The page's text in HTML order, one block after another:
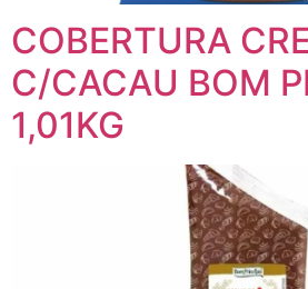
COBERTURA
C/CACAU BOM
1,01KG